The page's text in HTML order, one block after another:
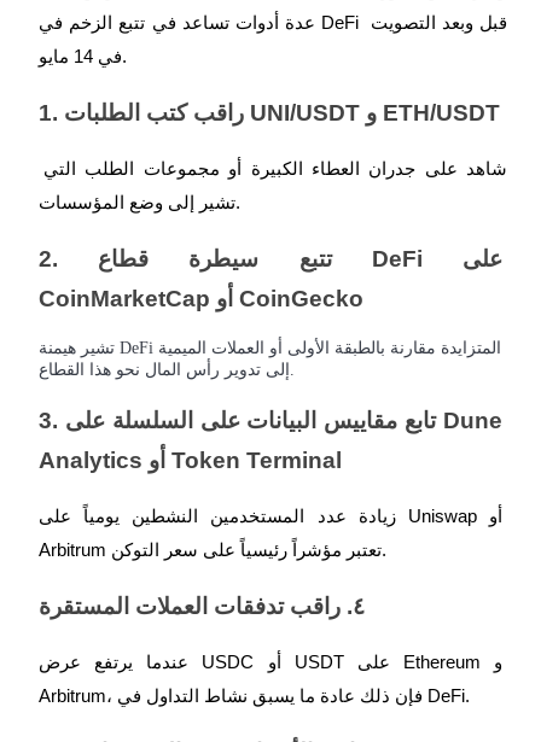
عدة أدوات تساعد في تتبع الزخم في DeFi قبل وبعد التصويت
في 14 مايو.
1. راقب كتب الطلبات UNI/USDT و ETH/USDT
تشير إلى وضع المؤسسات.
2. تتبع سيطرة قطاع DeFi على
CoinMarketCap أو CoinGecko
تشير هيمنة DeFi المتزايدة مقارنة بالطبقة الأولى أو العملات الميمية
3. تابع مقاييس البيانات على السلسلة على Dune
Analytics أو Token Terminal
زيادة عدد المستخدمين النشطين يومياً على Uniswap أو
Arbitrum تعتبر مؤشراً رئيسياً على سعر التوكن.
٤. راقب تدفقات العملات المستقرة
عندما يرتفع عرض USDC أو USDT على Ethereum و
Arbitrum، فإن ذلك عادة ما يسبق نشاط التداول في DeFi.